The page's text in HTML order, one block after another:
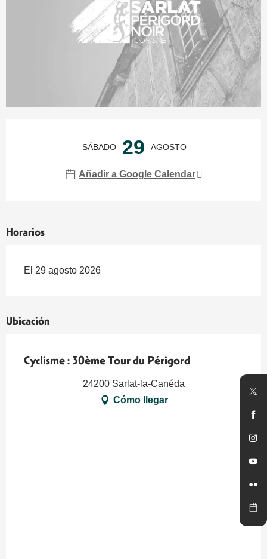
SÁBADO 29 AGOSTO
Añadir a Google Calendar
Horarios
El 29 agosto 2026
Ubicación
Cyclisme : 30ème Tour du Périgord
24200 Sarlat-la-Canéda
Cómo llegar